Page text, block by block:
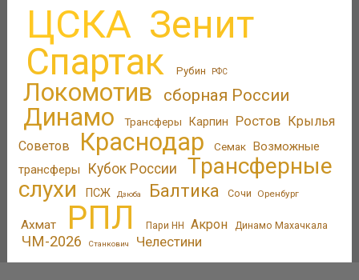
ЦСКА Зенит
Спартак Рубин РФС
Локомотив сборная России
Динамо Трансферы Карпин Ростов Крылья
Советов
Краснодар Семак Возможные
трансферы
Кубок России
Трансферные
слухи
ПСЖ Дзюба Балтика Сочи Оренбург
Ахмат РПЛ Пари НН Акрон Динамо Махачкала
ЧМ-2026 Станкович Челестини